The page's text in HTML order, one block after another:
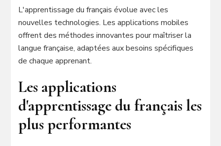
L'apprentissage du français évolue avec les
nouvelles technologies. Les applications mobiles
offrent des méthodes innovantes pour maîtriser la
langue française, adaptées aux besoins spécifiques
de chaque apprenant.
Les applications
d'apprentissage du français les
plus performantes